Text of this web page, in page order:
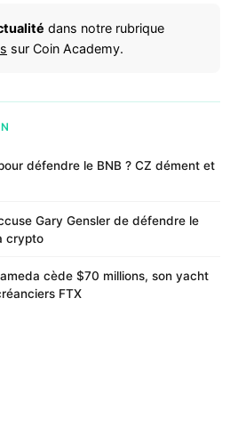
dans notre rubrique
sur Coin Academy.
défendre le BNB ? CZ dément et
Gary Gensler de défendre le
crypto
cède $70 millions, son yacht
FTX